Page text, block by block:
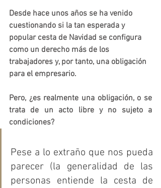
Desde hace unos años se ha venido
cuestionando si la tan esperada y
popular cesta de Navidad se configura
como un derecho más de los
trabajadores y, por tanto, una obligación
para el empresario.
Pero, ¿es realmente una obligación, o se
trata de un acto libre y no sujeto a
condiciones?
Pese a lo extraño que nos pueda
parecer (la generalidad de las
personas entiende la cesta de